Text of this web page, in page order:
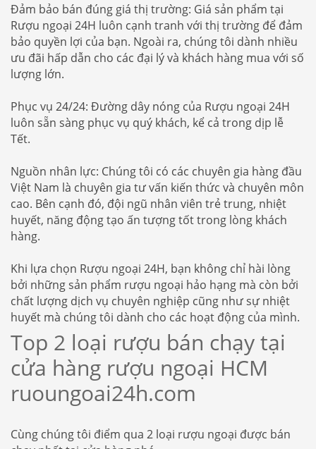
Đảm bảo bán đúng giá thị trường: Giá sản phẩm tại
Rượu ngoại 24H luôn cạnh tranh với thị trường để đảm
bảo quyền lợi của bạn. Ngoài ra, chúng tôi dành nhiều
ưu đãi hấp dẫn cho các đại lý và khách hàng mua với số
lượng lớn.
Phục vụ 24/24: Đường dây nóng của Rượu ngoại 24H
luôn sẵn sàng phục vụ quý khách, kể cả trong dịp lễ
Tết.
Nguồn nhân lực: Chúng tôi có các chuyên gia hàng đầu
Việt Nam là chuyên gia tư vấn kiến ​​thức và chuyên môn
cao. Bên cạnh đó, đội ngũ nhân viên trẻ trung, nhiệt
huyết, năng động tạo ấn tượng tốt trong lòng khách
hàng.
Khi lựa chọn Rượu ngoại 24H, bạn không chỉ hài lòng
bởi những sản phẩm rượu ngoại hảo hạng mà còn bởi
chất lượng dịch vụ chuyên nghiệp cũng như sự nhiệt
huyết mà chúng tôi dành cho các hoạt động của mình.
Top 2 loại rượu bán chạy tại
cửa hàng rượu ngoại HCM
ruoungoai24h.com
Cùng chúng tôi điểm qua 2 loại rượu ngoại được bán